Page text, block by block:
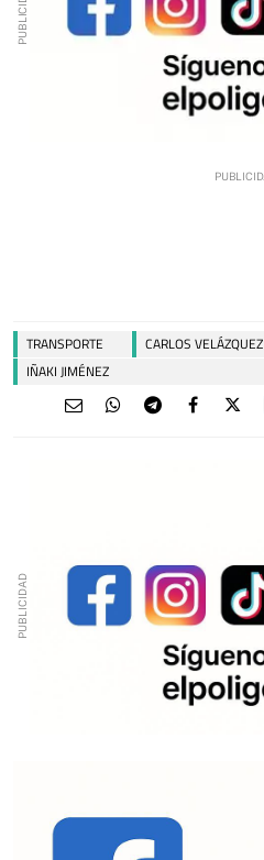
TRANSPORTE CARLOS VELÁZQUEZ
IÑAKI JIMÉNEZ